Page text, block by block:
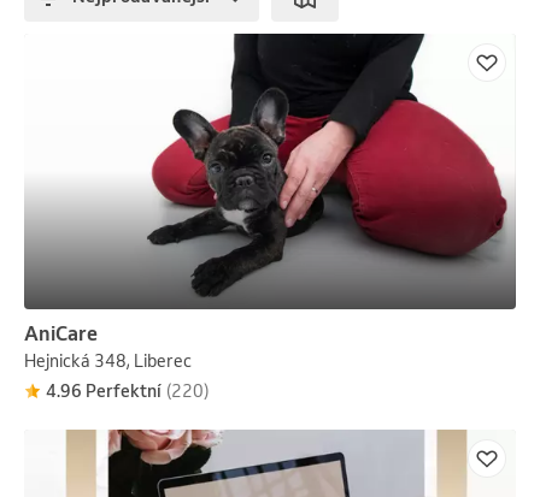
AniCare
Hejnická 348, Liberec
4.96 Perfektní (220)